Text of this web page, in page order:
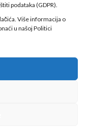
podataka (GDPR).
Više informacija o
u našoj Politici